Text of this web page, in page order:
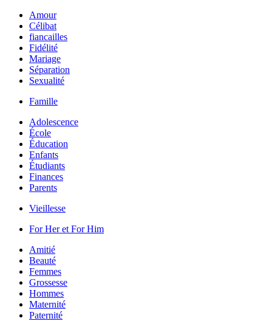
Amour
Célibat
fiancailles
Fidélité
Mariage
Séparation
Sexualité
Famille
Adolescence
École
Éducation
Enfants
Étudiants
Finances
Parents
Vieillesse
For Her et For Him
Amitié
Beauté
Femmes
Grossesse
Hommes
Maternité
Paternité